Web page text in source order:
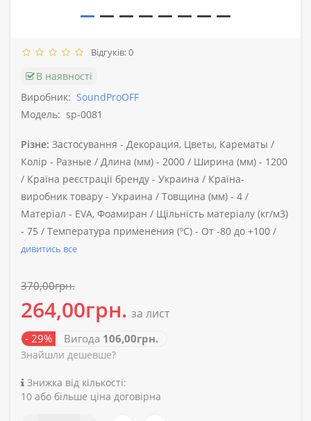
Відгуків: 0
В наявності
Виробник: SoundProOFF
Модель: sp-0081
Різне: Застосування - Декорация, Цветы, Карематы /
Колір - Разные / Длина (мм) - 2000 / Ширина (мм) - 1200
/ Країна реєстрації бренду - Украина / Країна-
виробник товару - Украина / Товщина (мм) - 4 /
Матеріал - EVA, Фоамиран / Щільність матеріалу (кг/м3)
- 75 / Температура применения (ºС) - От -80 до +100 /
дивитись все
370,00грн.
264,00грн. за лист
- 29% Вигода 106,00грн.
Знайшли дешевше?
Знижка від кількості:
10 або більше ціна договірна